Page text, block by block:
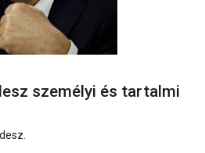
személyi és tartalmi